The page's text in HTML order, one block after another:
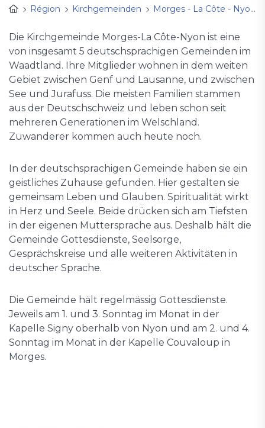
Région
Kirchgemeinden Morges - La Côte - Nyon
Die Kirchgemeinde Morges-La Côte-Nyon ist eine
von insgesamt 5 deutschsprachigen Gemeinden im
Waadtland. Ihre Mitglieder wohnen in dem weiten
Gebiet zwischen Genf und Lausanne, und zwischen
See und Jurafuss. Die meisten Familien stammen
aus der Deutschschweiz und leben schon seit
mehreren Generationen im Welschland.
Zuwanderer kommen auch heute noch.
In der deutschsprachigen Gemeinde haben sie ein
geistliches Zuhause gefunden. Hier gestalten sie
gemeinsam Leben und Glauben. Spiritualität wirkt
in Herz und Seele. Beide drücken sich am Tiefsten
in der eigenen Muttersprache aus. Deshalb hält die
Gemeinde Gottesdienste, Seelsorge,
Gesprächskreise und alle weiteren Aktivitäten in
deutscher Sprache.
Die Gemeinde hält regelmässig Gottesdienste.
Jeweils am 1. und 3. Sonntag im Monat in der
Kapelle Signy oberhalb von Nyon und am 2. und 4.
Sonntag im Monat in der Kapelle Couvaloup in
Morges.